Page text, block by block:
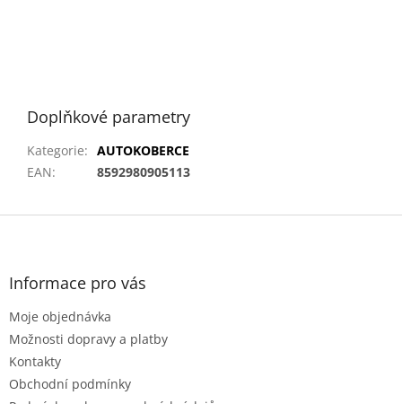
Doplňkové parametry
Kategorie: AUTOKOBERCE
EAN: 8592980905113
Z
Informace pro vás
Moje objednávka
Možnosti dopravy a platby
Kontakty
Obchodní podmínky